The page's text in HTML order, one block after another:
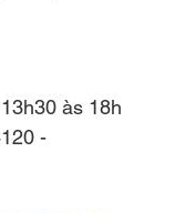
às 18h
-